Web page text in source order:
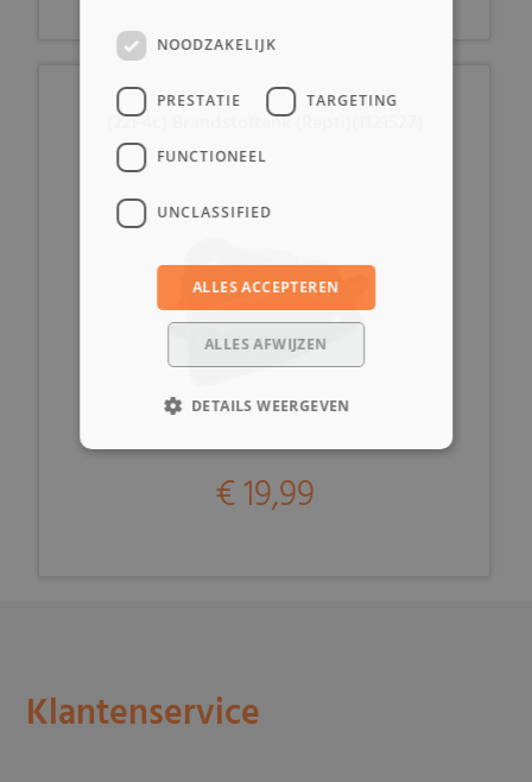
(22F4c) Brandstoftank (Repti)(1121527)
€ 19,99
Klantenservice
NOODZAKELIJK
PRESTATIE TARGETING
FUNCTIONEEL
UNCLASSIFIED
ALLES ACCEPTEREN
ALLES AFWIJZEN
DETAILS WEERGEVEN